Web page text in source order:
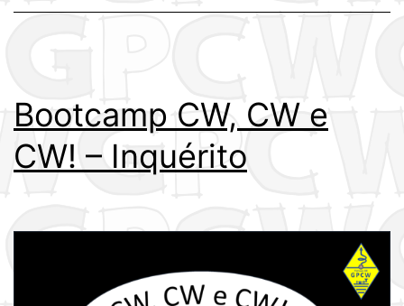
Bootcamp CW, CW e
CW! – Inquérito